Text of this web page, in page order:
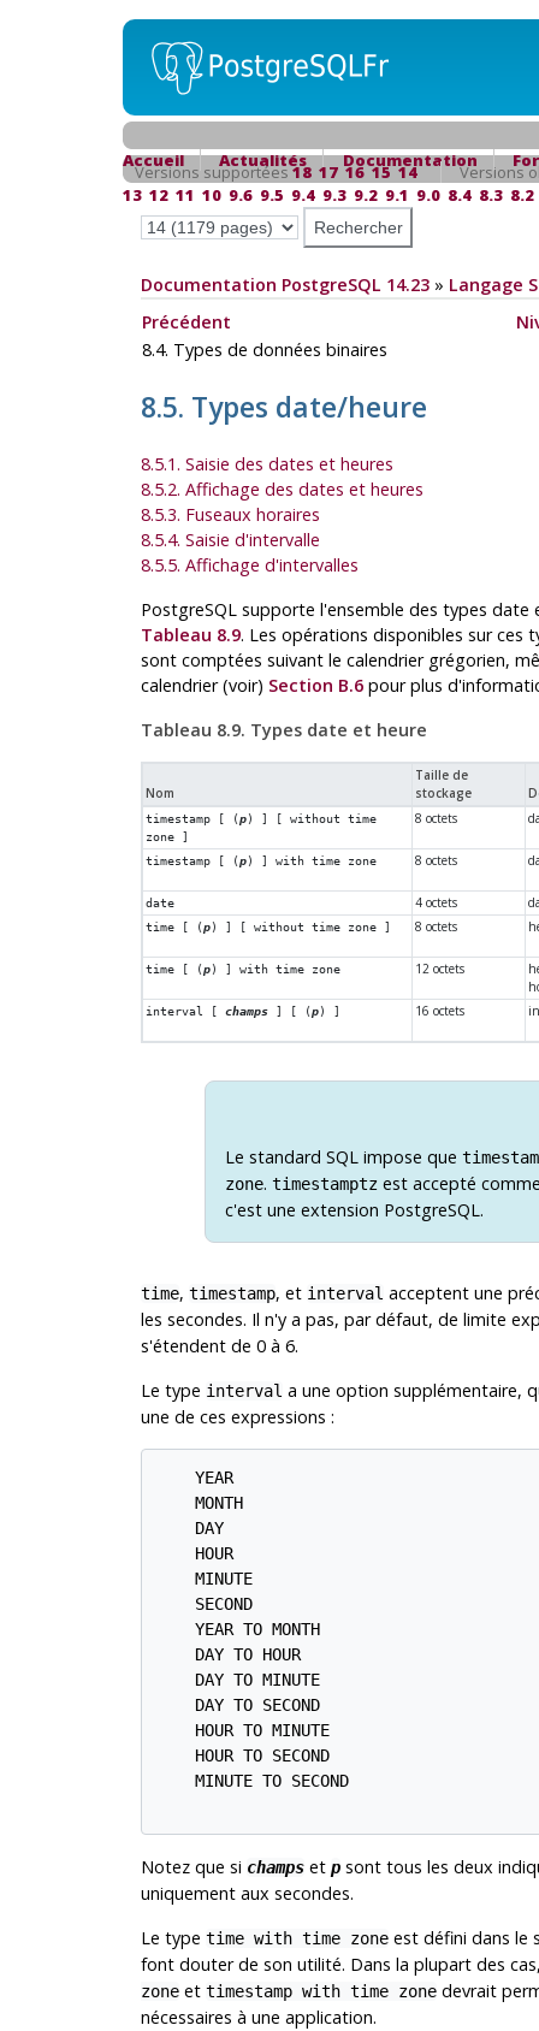
Accueil Actualités Documentation
Versions supportées18 17 16 15 14
Versions
13 12 11 10 9.6 9.5 9.4 9.3 9.2 9.1 9.0 8.4 8.3 8.2
Documentation PostgreSQL 14.23» Langage
Précédent
8.4. Types de données binaires
8.5. Types date/heure
8.5.1. Saisie des dates et heures
8.5.2. Affichage des dates et heures
8.5.3. Fuseaux horaires
8.5.4. Saisie d'intervalle
8.5.5. Affichage d'intervalles
PostgreSQLsupporte l'ensemble des types date
Tableau 8.9. Les opérations disponibles sur ces
sont comptées suivant le calendrier grégorien,
calendrier (voir) Section B.6pour plus
Tableau 8.9. Types date et heure
Nom
Taille de
stockage
timestamp [ (p) ] [ without time
zone ]
8 octets
timestamp [ (p) ] with time zone 8 octets
date 4 octets
time [ (p) ] [ without time zone ] 8 octets
time [ (p) ] with time zone 12 octets
interval [champs ] [ (p) ] 16 octets
Le standard SQL impose que
zone. timestamptz est accepté
c'est une extension PostgreSQL.
time, timestamp, et interval acceptent une
les secondes. Il n'y a pas, par défaut, de limite
s'étendent de 0 à 6.
Le type interval a une option supplémentaire,
une de ces expressions :
    YEAR
    MONTH
    DAY
    HOUR
    MINUTE
    SECOND
    YEAR TO MONTH
    DAY TO HOUR
    DAY TO MINUTE
    DAY TO SECOND
    HOUR TO MINUTE
    HOUR TO SECOND
    MINUTE TO SECOND
Notez que si champset psont tous les deux
uniquement aux secondes.
Le type time with time zoneest défini dans le
font douter de son utilité. Dans la plupart des
zoneet timestamp with time zonedevrait
nécessaires à une application.